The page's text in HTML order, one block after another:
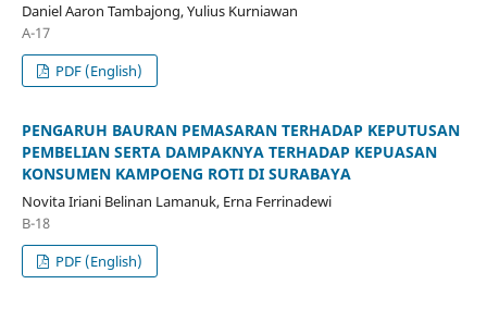
Daniel Aaron Tambajong, Yulius Kurniawan
A-17
PDF (English)
PENGARUH BAURAN PEMASARAN TERHADAP KEPUTUSAN
PEMBELIAN SERTA DAMPAKNYA TERHADAP KEPUASAN
KONSUMEN KAMPOENG ROTI DI SURABAYA
Novita Iriani Belinan Lamanuk, Erna Ferrinadewi
B-18
PDF (English)